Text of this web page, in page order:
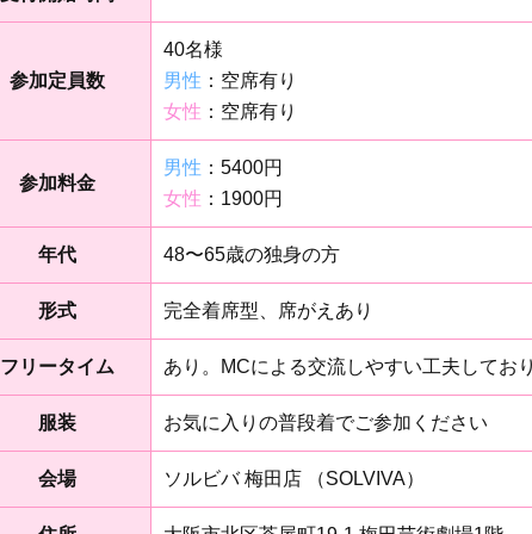
参加定員数
40名様
男性 ：空席有り
女性 ：空席有り
参加料金
男性 ：5400円
女性 ：1900円
年代 48〜65歳の独身の方
形式 完全着席型、席がえあり
フリータイム あり。MCによる交流しやすい工夫してお
服装 お気に入りの普段着でご参加ください
会場 ソルビバ 梅田店 （SOLVIVA）